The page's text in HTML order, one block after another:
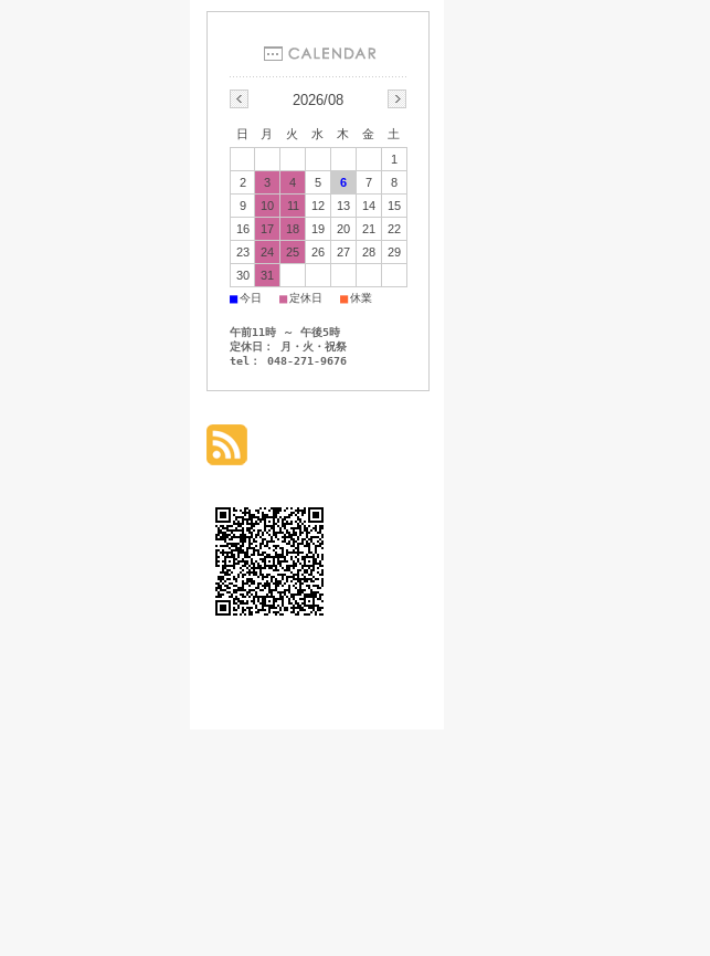
2026/08
日 月 火 水 木 金
土
1
2
3 4 5 6 7
8
9
10 11 12 13 14
15
16
17 18 19 20 21
22
23
24 25 26 27 28
29
30
31
■今日 ■定休日 ■休業
午前11時 ～ 午後5時
定休日： 月・火・祝祭
tel： 048-271-9676